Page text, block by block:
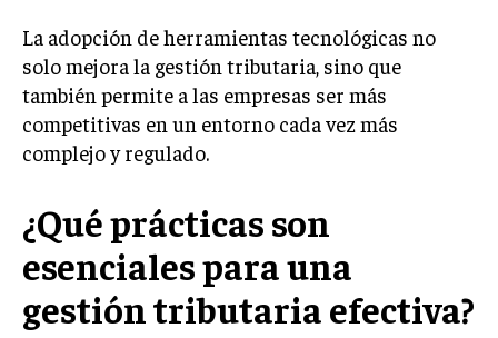
La adopción de herramientas tecnológicas no
solo mejora la gestión tributaria, sino que
también permite a las empresas ser más
competitivas en un entorno cada vez más
complejo y regulado.
¿Qué prácticas son
esenciales para una
gestión tributaria efectiva?